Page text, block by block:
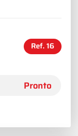
Ref.16
Pronto